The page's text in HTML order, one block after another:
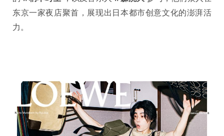
东京一家夜店聚首，展现出日本都市创意文化的澎湃活
力。